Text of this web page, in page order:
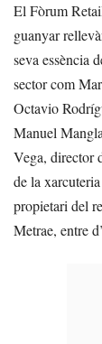
El Fòrum
guanyar
seva essència
sector com
Octavio
Manuel
Vega, director
de la
propietari del
Metrae, entre